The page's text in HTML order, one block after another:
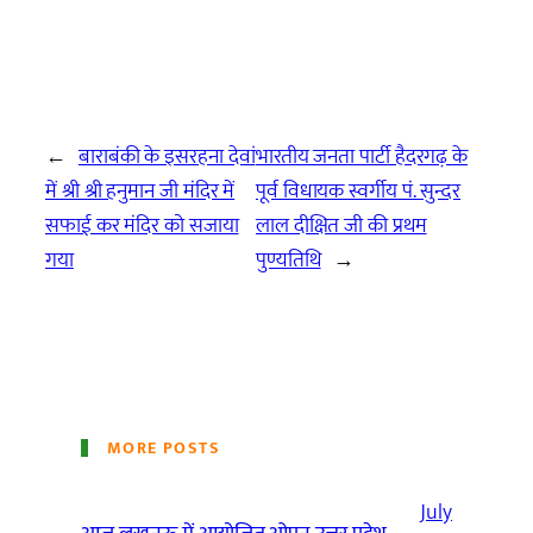
← बाराबंकी के इसरहना देवां
में श्री श्री हनुमान जी मंदिर में
सफाई कर मंदिर को सजाया
गया
भारतीय जनता पार्टी हैदरगढ़ के
पूर्व विधायक स्वर्गीय पं. सुन्दर
लाल दीक्षित जी की प्रथम
पुण्यतिथि →
MORE POSTS
July